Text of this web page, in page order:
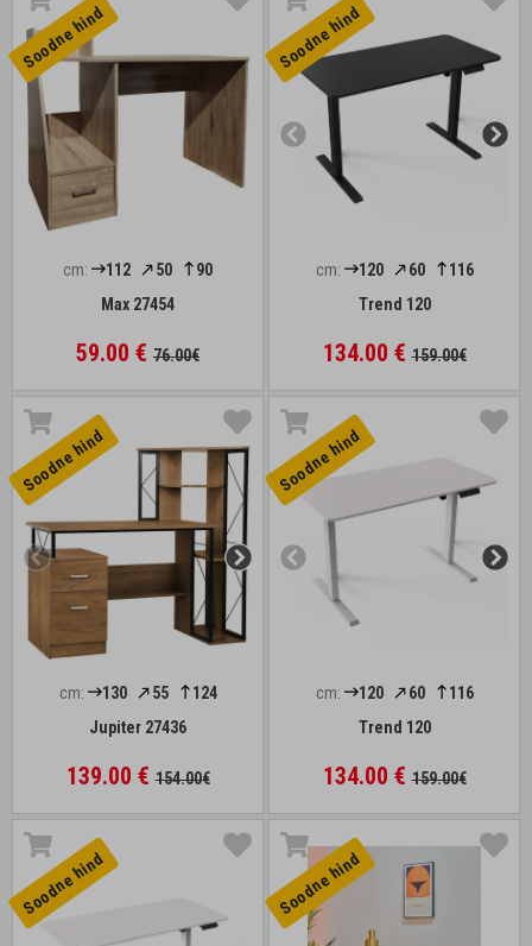
Soodne hind
cm: 112 50
90
Max 27454
59.00 € 76.00€
Soodne hind
cm: 120 60
116
Trend 120
134.00 €159.00€
Soodne hind
cm: 130 55
124
Jupiter 27436
139.00 €154.00€
Soodne hind
cm: 120 60
116
Trend 120
134.00 €159.00€
Soodne hind Soodne hind